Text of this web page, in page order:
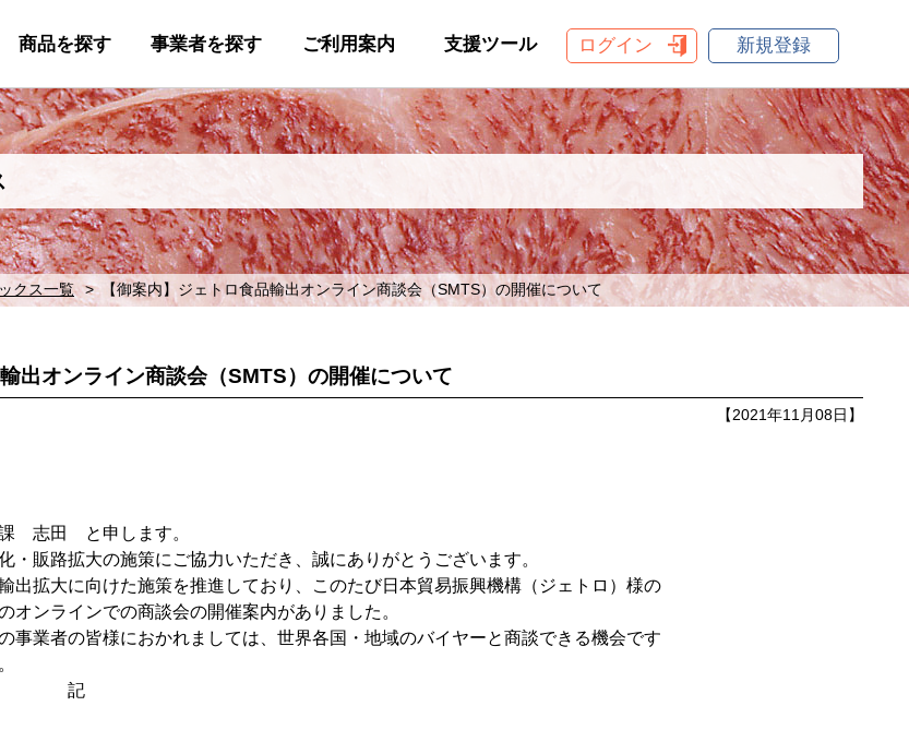
商品を探す 事業者を探す ご利用案内 支援ツール ログイン 新規登録
クス一覧 【御案内】ジェトロ食品輸出オンライン商談会（SMTS）の開催について
出オンライン商談会（SMTS）の開催について
【2021年11月08日】
志田 と申します。
・販路拡大の施策にご協力いただき、誠にありがとうございます。
出拡大に向けた施策を推進しており、このたび日本貿易振興機構（ジェトロ）様の
オンラインでの商談会の開催案内がありました。
事業者の皆様におかれましては、世界各国・地域のバイヤーと商談できる機会です